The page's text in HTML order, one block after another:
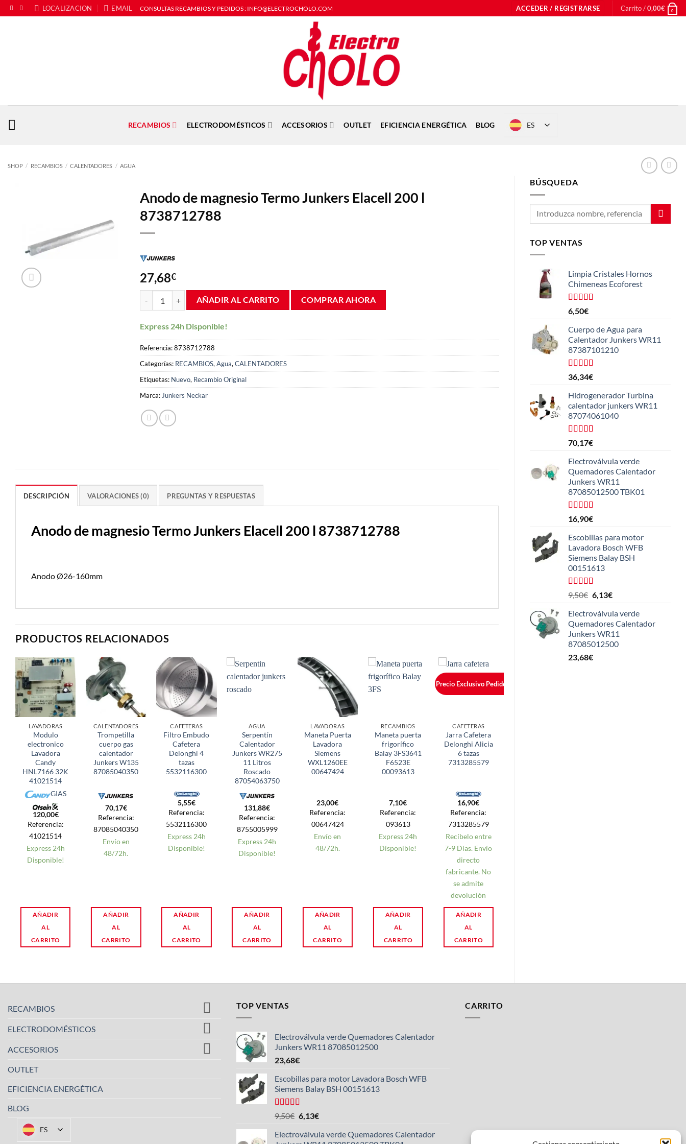
Saltar
al
LOCALIZACION EMAIL CONSULTAS RECAMBIOS Y PEDIDOS : INFO@ELECTROCHOLO.COM ACCEDER / REGISTRARSE Carrito /0,00€ 0
RECAMBIOS ELECTRODOMÉSTICOS ACCESORIOS OUTLET EFICIENCIA ENERGÉTICA BLOG ES
SHOP / RECAMBIOS / CALENTADORES / AGUA
BÚSQUEDA
TOP VENTAS
Limpia Cristales Hornos
Chimeneas Ecoforest
Valorado
con
de 5
6,50€
Cuerpo de Agua para
Calentador Junkers WR11
87387101210
Valorado
con
de 5
36,34€
Hidrogenerador Turbina
calentador junkers WR11
87074061040
Valorado
con
5
70,17€
Electroválvula verde
Quemadores Calentador
Junkers WR11
87085012500 TBK01
Valorado
con
de 5
16,90€
Escobillas para motor
Lavadora Bosch WFB
Siemens Balay BSH
00151613
Valorado
con
de
5
9,50€ El
original
era:
9,50€.
6,13€El
actual
es:
6,13€.
Electroválvula verde
Quemadores Calentador
Junkers WR11
87085012500
23,68€
Anodo de magnesio Termo Junkers Elacell 200 l
8738712788
27,68€
Anodo de magnesio Termo Junkers Elacell 200 l 8738712788 cantidad
AÑADIR AL CARRITO COMPRAR AHORA
Express 24h Disponible!
Referencia:8738712788
Categorías: RECAMBIOS,Agua,CALENTADORES
Etiquetas: Nuevo, Recambio Original
Marca: Junkers Neckar
DESCRIPCIÓN VALORACIONES (0) PREGUNTAS Y RESPUESTAS
Anodo de magnesio Termo Junkers Elacell 200 l 8738712788
Anodo Ø26-160mm
PRODUCTOS RELACIONADOS
LAVADORAS
Modulo
electronico
Lavadora
Candy
HNL7166 32K
41021514
GIAS
120,00€
Referencia:
41021514
Express 24h
Disponible!
AÑADIR
AL
CARRITO
CALENTADORES
Trompetilla
cuerpo gas
calentador
Junkers W135
87085040350
70,17€
Referencia:
87085040350
Envío en
48/72h.
AÑADIR
AL
CARRITO
CAFETERAS
Filtro Embudo
Cafetera
Delonghi 4
tazas
5532116300
5,55€
Referencia:
5532116300
Express 24h
Disponible!
AÑADIR
AL
CARRITO
AGUA
Serpentín
Calentador
Junkers WR275
11 Litros
Roscado
87054063750
131,88€
Referencia:
8755005999
Express 24h
Disponible!
AÑADIR
AL
CARRITO
LAVADORAS
Maneta Puerta
Lavadora
Siemens
WXL1260EE
00647424
23,00€
Referencia:
00647424
Envío en
48/72h.
AÑADIR
AL
CARRITO
RECAMBIOS
Maneta puerta
frigorífico
Balay 3FS3641
F6523E
00093613
7,10€
Referencia:
093613
Express 24h
Disponible!
AÑADIR
AL
CARRITO
Precio Exclusivo Pedidos Online
CAFETERAS
Jarra Cafetera
Delonghi Alicia
6 tazas
7313285579
16,90€
Referencia:
7313285579
Recíbelo entre
7-9 Días. Envío
directo
fabricante. No
se admite
devolución
AÑADIR
AL
CARRITO
RECAMBIOS
ELECTRODOMÉSTICOS
ACCESORIOS
OUTLET
EFICIENCIA ENERGÉTICA
BLOG
ES
TOP VENTAS
Electroválvula verde Quemadores Calentador
Junkers WR11 87085012500
23,68€
Escobillas para motor Lavadora Bosch WFB
Siemens Balay BSH 00151613
Valorado
con
de
5
9,50€ El
original
6,13€El
actual
Electroválvula verde Quemadores Calentador
CARRITO